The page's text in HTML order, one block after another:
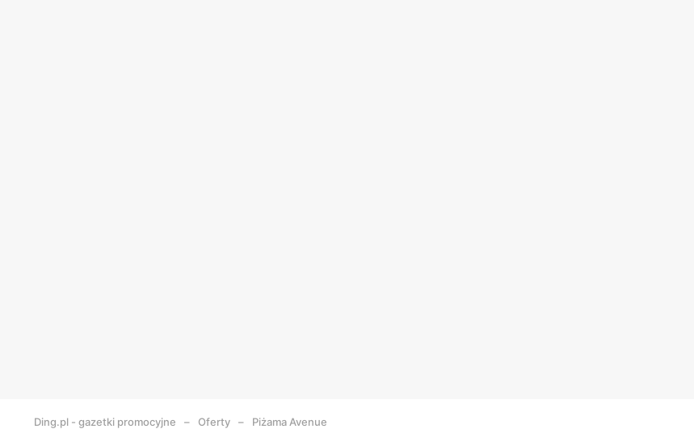
Ding.pl - gazetki promocyjne Oferty Piżama Avenue